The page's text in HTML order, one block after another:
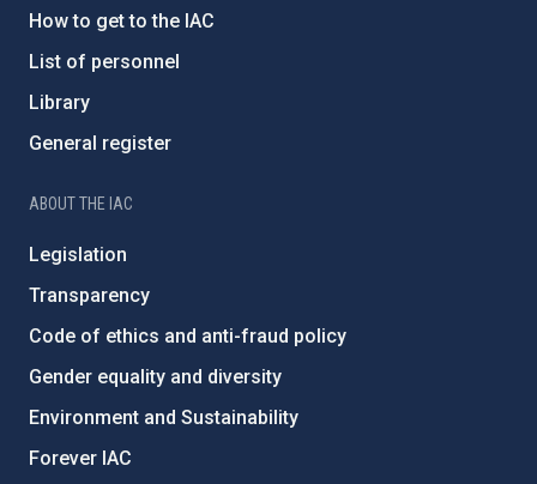
How to get to the IAC
List of personnel
Library
General register
ABOUT THE IAC
Legislation
Transparency
Code of ethics and anti-fraud policy
Gender equality and diversity
Environment and Sustainability
Forever IAC